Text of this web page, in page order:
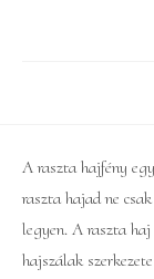
A raszta hajfény
raszta hajad ne
legyen. A raszta
hajszálak